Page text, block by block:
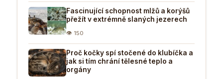
Fascinující schopnost mlžů a korýšů
přežít v extrémně slaných jezerech
👁 150
Proč kočky spí stočené do klubíčka a
jak si tím chrání tělesné teplo a
orgány